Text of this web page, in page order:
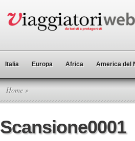
Italia Europa Africa America del
Home »
Scansione0001